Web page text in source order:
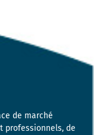
de marché
professionnels, de